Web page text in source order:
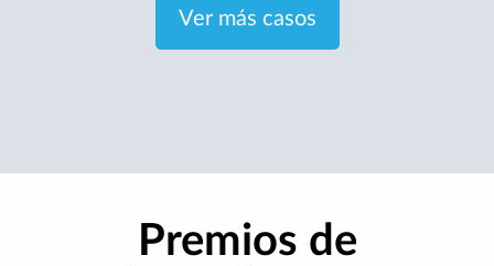
Ver más casos
Premios de